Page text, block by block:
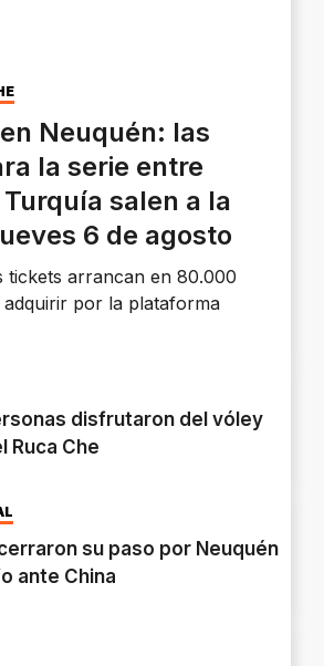
Neuquén: las
la serie entre
salen a la
6 de agosto
tickets arrancan en 80.000
adquirir por la plataforma
disfrutaron del vóley
Ruca Che
su paso por Neuquén
ante China